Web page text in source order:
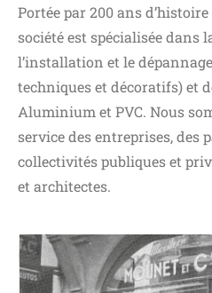
Portée par 200 ans
société est spécialisée dans
l’installation et le
techniques et décoratifs) et
Aluminium et PVC. Nous
service des entreprises, des
collectivités publiques et
et architectes.